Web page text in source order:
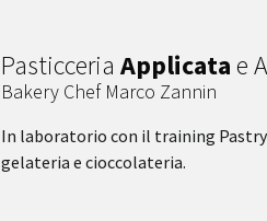
Pasticceria Applicata e
Bakery Chef Marco Zannin
In laboratorio con il training Pastry
gelateria e cioccolateria.